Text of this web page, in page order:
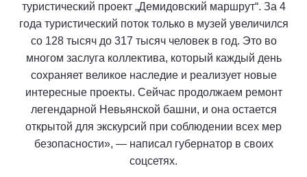
туристический проект „Демидовский маршрут“. За 4
года туристический поток только в музей увеличился
со 128 тысяч до 317 тысяч человек в год. Это во
многом заслуга коллектива, который каждый день
сохраняет великое наследие и реализует новые
интересные проекты. Сейчас продолжаем ремонт
легендарной Невьянской башни, и она остается
открытой для экскурсий при соблюдении всех мер
безопасности», — написал губернатор в своих
соцсетях.